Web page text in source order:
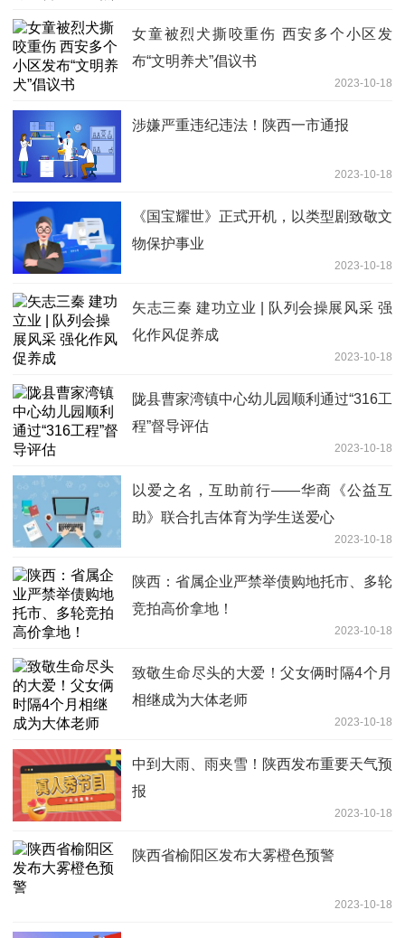
女童被烈犬撕咬重伤 西安多个小区发
布“文明养犬”倡议书
2023-10-18
涉嫌严重违纪违法！陕西一市通报
2023-10-18
《国宝耀世》正式开机，以类型剧致敬文
物保护事业
2023-10-18
矢志三秦 建功立业 | 队列会操展风采 强
化作风促养成
2023-10-18
陇县曹家湾镇中心幼儿园顺利通过“316工
程”督导评估
2023-10-18
以爱之名，互助前行——华商《公益互
助》联合扎吉体育为学生送爱心
2023-10-18
陕西：省属企业严禁举债购地托市、多轮
竞拍高价拿地！
2023-10-18
致敬生命尽头的大爱！父女俩时隔4个月
相继成为大体老师
2023-10-18
中到大雨、雨夹雪！陕西发布重要天气预
报
2023-10-18
陕西省榆阳区发布大雾橙色预警
2023-10-18